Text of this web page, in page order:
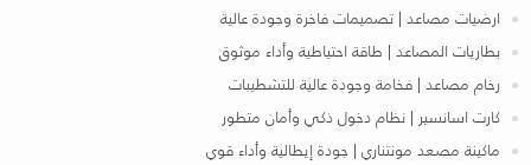
ارضيات مصاعد | تصميمات فاخرة وجودة عالية
بطاريات المصاعد | طاقة احتياطية وأداء موثوق
رخام مصاعد | فخامة وجودة عالية للتشطيبات
كارت اسانسير | نظام دخول ذكي وأمان متطور
ماكينة مصعد مونتناري | جودة إيطالية وأداء قوي